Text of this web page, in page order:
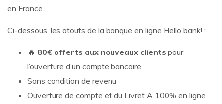
en France.
Ci-dessous, les atouts de la banque en ligne Hello bank! :
🔥 80€ offerts aux nouveaux clients pour
l’ouverture d’un compte bancaire
Sans condition de revenu
Ouverture de compte et du Livret A 100% en ligne